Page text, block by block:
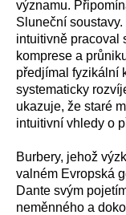
významu.
Sluneční
intuitivně pracoval
komprese a
předjímal fyzikální
systematicky
ukazuje, že staré
intuitivní vhledy o
Burbery, jehož
valném Evropská
Dante svým
neměnného a